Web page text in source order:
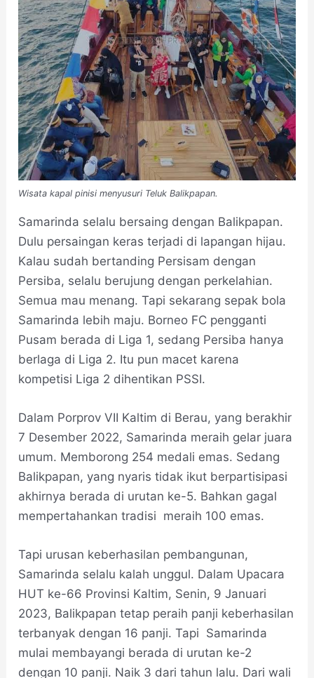
Wisata kapal pinisi menyusuri Teluk Balikpapan.
Samarinda selalu bersaing dengan Balikpapan.
Dulu persaingan keras terjadi di lapangan hijau.
Kalau sudah bertanding Persisam dengan
Persiba, selalu berujung dengan perkelahian.
Semua mau menang. Tapi sekarang sepak bola
Samarinda lebih maju. Borneo FC pengganti
Pusam berada di Liga 1, sedang Persiba hanya
berlaga di Liga 2. Itu pun macet karena
kompetisi Liga 2 dihentikan PSSI.
Dalam Porprov VII Kaltim di Berau, yang berakhir
7 Desember 2022, Samarinda meraih gelar juara
umum. Memborong 254 medali emas. Sedang
Balikpapan, yang nyaris tidak ikut berpartisipasi
akhirnya berada di urutan ke-5. Bahkan gagal
mempertahankan tradisi meraih 100 emas.
Tapi urusan keberhasilan pembangunan,
Samarinda selalu kalah unggul. Dalam Upacara
HUT ke-66 Provinsi Kaltim, Senin, 9 Januari
2023, Balikpapan tetap peraih panji keberhasilan
terbanyak dengan 16 panji. Tapi Samarinda
mulai membayangi berada di urutan ke-2
dengan 10 panji. Naik 3 dari tahun lalu. Dari wali